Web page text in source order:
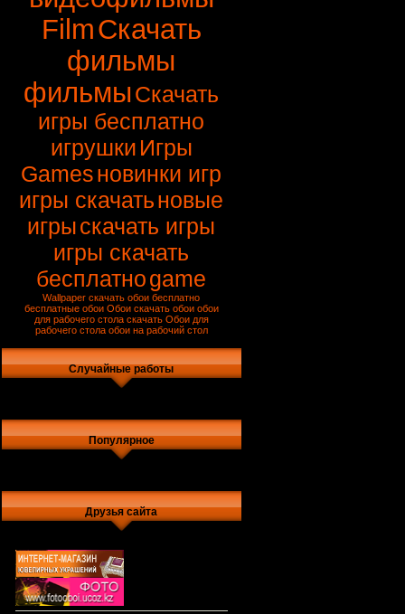
FilmСкачать
фильмы
фильмыСкачать
игры бесплатно
игрушки Игры
Gamesновинки игр
игры скачатьновые
игрыскачать игры
игры скачать
бесплатноgame
Wallpaper скачать обои бесплатно
бесплатные обои Обои скачать обои обои
для рабочего стола скачать Обои для
рабочего стола обои на рабочий стол
Случайные работы
Популярное
Друзья сайта